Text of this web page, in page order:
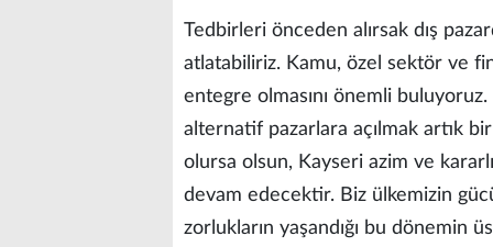
Tedbirleri önceden alırsak dış
atlatabiliriz. Kamu, özel sektör ve
entegre olmasını önemli
alternatif pazarlara açılmak artık
olursa olsun, Kayseri azim ve
devam edecektir. Biz ülkemizin
zorlukların yaşandığı bu dönemin